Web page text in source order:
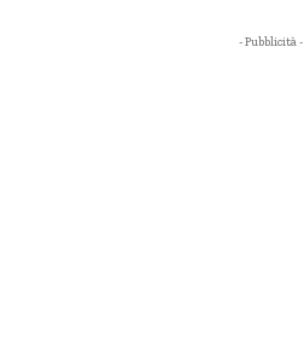
- Pubblicità -